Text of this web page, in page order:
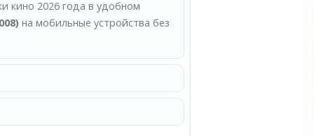
кино 2026 года в удобном
на мобильные устройства без